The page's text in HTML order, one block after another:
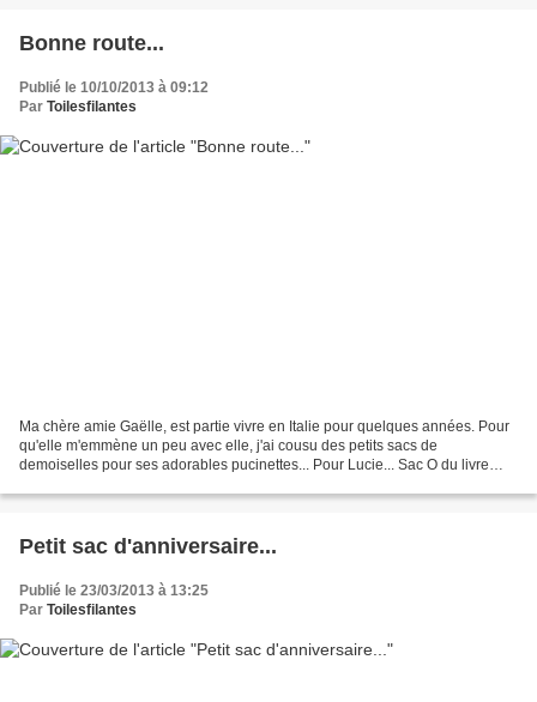
Bonne route...
Publié le 10/10/2013 à 09:12
Par Toilesfilantes
Ma chère amie Gaëlle, est partie vivre en Italie pour quelques années. Pour
qu'elle m'emmène un peu avec elle, j'ai cousu des petits sacs de
demoiselles pour ses adorables pucinettes... Pour Lucie... Sac O du livre
Petit sac d'anniversaire...
Publié le 23/03/2013 à 13:25
Par Toilesfilantes